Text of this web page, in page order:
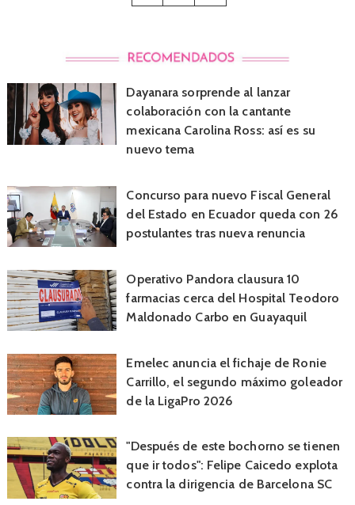
Dayanara sorprende al lanzar
colaboración con la cantante
mexicana Carolina Ross: así es su
nuevo tema
Concurso para nuevo Fiscal General
del Estado en Ecuador queda con 26
postulantes tras nueva renuncia
Operativo Pandora clausura 10
farmacias cerca del Hospital Teodoro
Maldonado Carbo en Guayaquil
Emelec anuncia el fichaje de Ronie
Carrillo, el segundo máximo goleador
de la LigaPro 2026
"Después de este bochorno se tienen
que ir todos": Felipe Caicedo explota
contra la dirigencia de Barcelona SC